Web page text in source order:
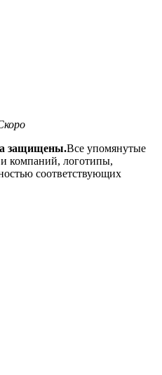
защищены.Все упомянутые
компаний, логотипы,
соответствующих